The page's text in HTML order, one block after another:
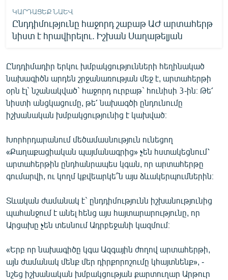
ԿԱՐԴԱՑԵՔ ՆԱԵՎ
Ընդդիմությունը հաջորդ շաբաթ ԱԺ արտահերթ
նիստ է հրավիրելու. Իշխան Սաղաթելյան
Ընդդիմադիր երկու խմբակցությունների հեղինակած
նախագիծն արդեն շրջանառության մեջ է, արտահերթի
օրն էլ` նշանակված` հաջորդ ուրբաթ` հունիսի 3-ին։ Թե՛
նիստի անցկացումը, թե՛ նախագծի ընդունումը
իշխանական խմբակցությունից է կախված։
Խորհրդարանում մեծամասնություն ունեցող
«Քաղաքացիական պայմանագրից» չեն հստակեցնում՝
արտահերթին ընդհանրապես կգան, որ արտահերթը
գումարվի, ու կողմ կքվեարկե՞ն այս ձևակերպումներին։
Տևական ժամանակ է` ընդդիմությունն իշխանությունից
պահանջում է անել հենց այս հայտարարությունը, որ
Արցախը չեն տեսնում Ադրբեջանի կազմում։
«Երբ որ նախագիծը կգա Ազգային ժողով արտահերթի,
այն ժամանակ մենք մեր դիրքորոշումը կհայտնենք», -
նշեց իշխանական խմբակցության քարտուղար Արթուր